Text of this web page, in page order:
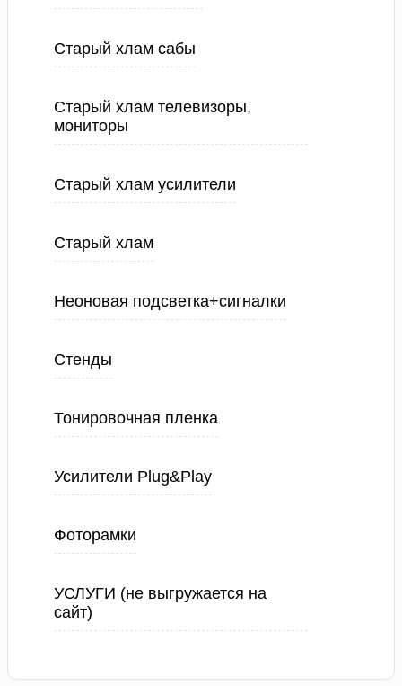
Старый хлам сабы
Старый хлам телевизоры,
мониторы
Старый хлам усилители
Старый хлам
Неоновая подсветка+сигналки
Стенды
Тонировочная пленка
Усилители Plug&Play
Фоторамки
УСЛУГИ (не выгружается на
сайт)